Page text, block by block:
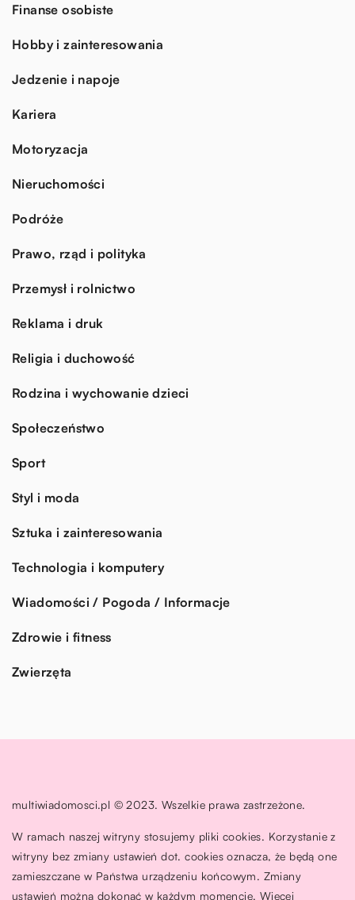
Finanse osobiste
Hobby i zainteresowania
Jedzenie i napoje
Kariera
Motoryzacja
Nieruchomości
Podróże
Prawo, rząd i polityka
Przemysł i rolnictwo
Reklama i druk
Religia i duchowość
Rodzina i wychowanie dzieci
Społeczeństwo
Sport
Styl i moda
Sztuka i zainteresowania
Technologia i komputery
Wiadomości / Pogoda / Informacje
Zdrowie i fitness
Zwierzęta
multiwiadomosci.pl © 2023. Wszelkie prawa zastrzeżone.
W ramach naszej witryny stosujemy pliki cookies. Korzystanie z
witryny bez zmiany ustawień dot. cookies oznacza, że będą one
zamieszczane w Państwa urządzeniu końcowym. Zmiany
ustawień można dokonać w każdym momencie. Więcej